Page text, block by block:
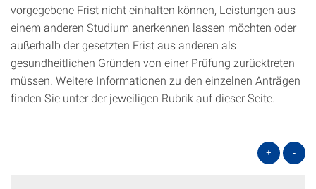
vorgegebene Frist nicht einhalten können, Leistungen aus
einem anderen Studium anerkennen lassen möchten oder
außerhalb der gesetzten Frist aus anderen als
gesundheitlichen Gründen von einer Prüfung zurücktreten
müssen. Weitere Informationen zu den einzelnen Anträgen
finden Sie unter der jeweiligen Rubrik auf dieser Seite.
+ -